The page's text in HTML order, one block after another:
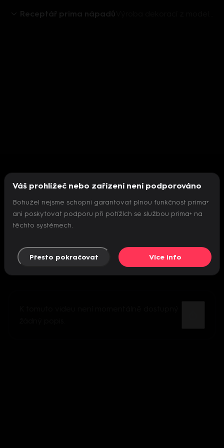
Receptář prima nápadů
Nepodařilo se inicializovat přehrávač
Váš prohlížeč nebo zařízení není podporováno
Bohužel nejsme schopni garantovat plnou funkčnost prima+
ani poskytovat podporu při potížích se službou prima+ na
těchto systémech.
Přesto pokračovat Více info